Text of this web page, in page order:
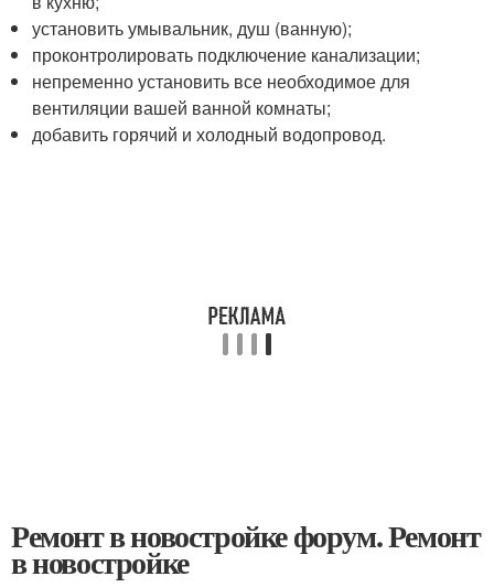
установить умывальник, душ (ванную);
проконтролировать подключение канализации;
непременно установить все необходимое для
вентиляции вашей ванной комнаты;
добавить горячий и холодный водопровод.
Ремонт в новостройке форум. Ремонт
в новостройке